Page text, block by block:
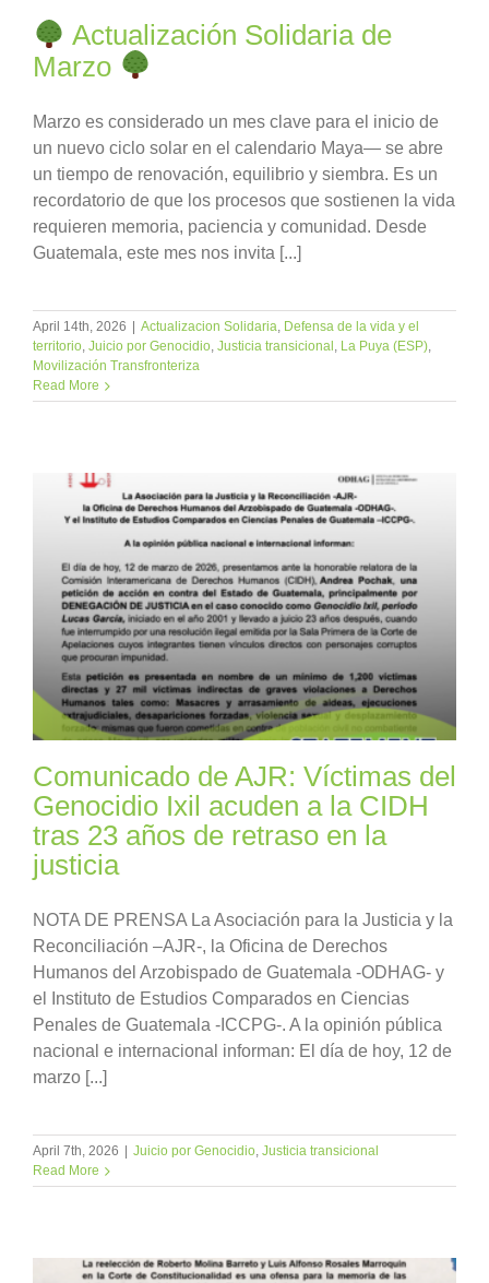
Actualización Solidaria de
Marzo
Marzo es considerado un mes clave para el inicio de
un nuevo ciclo solar en el calendario Maya— se abre
un tiempo de renovación, equilibrio y siembra. Es un
recordatorio de que los procesos que sostienen la vida
requieren memoria, paciencia y comunidad. Desde
Guatemala, este mes nos invita [...]
April 14th, 2026 | Actualizacion Solidaria Defensa de la vida y el
territorio Juicio por Genocidio Justicia transicional La Puya (ESP)
Movilización Transfronteriza
Read More
Comunicado de AJR: Víctimas del
Genocidio Ixil acuden a la CIDH
tras 23 años de retraso en la
justicia
NOTA DE PRENSA La Asociación para la Justicia y la
Reconciliación –AJR-, la Oficina de Derechos
Humanos del Arzobispado de Guatemala -ODHAG- y
el Instituto de Estudios Comparados en Ciencias
Penales de Guatemala -ICCPG-. A la opinión pública
nacional e internacional informan: El día de hoy, 12 de
marzo [...]
April 7th, 2026 | Juicio por Genocidio Justicia transicional
Read More